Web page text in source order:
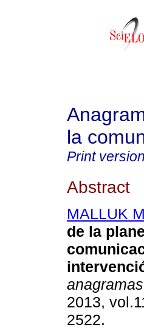
la
Print version
Abstract
MALLUK
de la
2013,
2522.